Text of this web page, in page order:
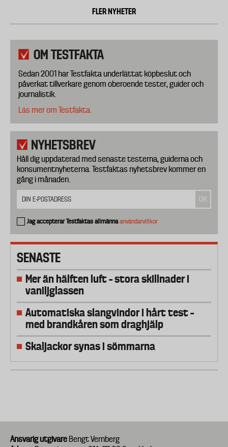
FLER NYHETER
OM TESTFAKTA
Sedan 2001 har Testfakta underlättat köpbeslut och
påverkat tillverkare genom oberoende tester, guider och
journalistik.
Läs mer om Testfakta.
NYHETSBREV
Håll dig uppdaterad med senaste testerna, guiderna och
konsumentnyheterna. Testfaktas nyhetsbrev kommer en
gång i månaden.
Jag accepterar Testfaktas allmännaanvändarvillkor
SENASTE
Mer än hälften luft – stora skillnader i
vaniljglassen
Automatiska slangvindor i hårt test –
med brandkåren som draghjälp
Skaljackor synas i sömmarna
Ansvarig utgivare Bengt Vernberg